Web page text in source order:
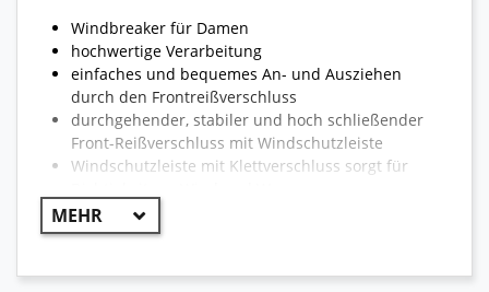
Windbreaker für Damen
hochwertige Verarbeitung
einfaches und bequemes An- und Ausziehen
durch den Frontreißverschluss
durchgehender, stabiler und hoch schließender
Front-Reißverschluss mit Windschutzleiste
Windschutzleiste mit Klettverschluss sorgt für
Überziehjacke und fällt etwas weiter aus - kann
somit auch über normale Bekleidung getragen
mit warmen Fleecefutter